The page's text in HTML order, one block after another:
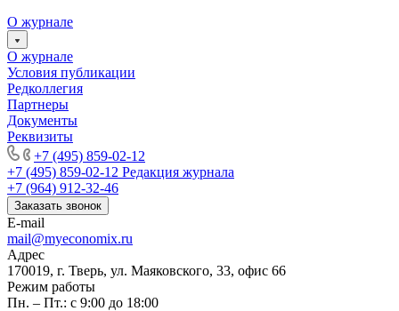
О журнале
О журнале
Условия публикации
Редколлегия
Партнеры
Документы
Реквизиты
+7 (495) 859-02-12
+7 (495) 859-02-12 Редакция журнала
+7 (964) 912-32-46
Заказать звонок
E-mail
mail@myeconomix.ru
Адрес
170019, г. Тверь, ул. Маяковского, 33, офис 66
Режим работы
Пн. – Пт.: с 9:00 до 18:00